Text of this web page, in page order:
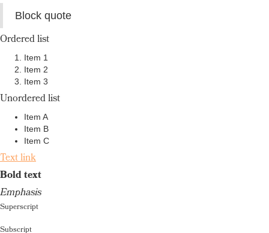
Block quote
Ordered list
Item 1
Item 2
Item 3
Unordered list
Item A
Item B
Item C
Text link
Bold text
Emphasis
Superscript
Subscript